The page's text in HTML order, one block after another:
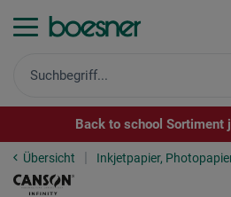
Back to school Sortiment
Übersicht Inkjetpapier,